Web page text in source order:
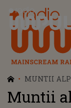
Radio Impuls
MUNTII
Muntii